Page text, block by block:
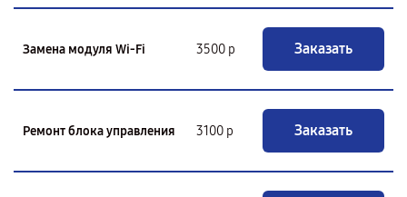
Замена модуля Wi-Fi 3500 р Заказать
Ремонт блока управления 3100 р Заказать